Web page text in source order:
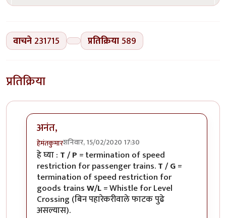
वाचने 231715 प्रतिक्रिया589
प्रतिक्रिया
अनंत,
हेमंतकुमारशनिवार, 15/02/2020 17:30
In reply toरेल्वे रुळांच्याbyअनन्त्_यात्री
हे घ्या : T / P = termination of speed
restriction for passenger trains.T / G=
termination of speed restriction for
goods trainsW/L= Whistle for Level
Crossing (बिन पहारेकरीवाले फाटक पुढे
असल्यास).